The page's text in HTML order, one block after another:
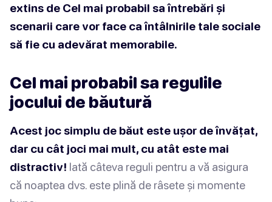
extins de Cel mai probabil sa întrebări și
scenarii care vor face ca întâlnirile tale sociale
să fie cu adevărat memorabile.
Cel mai probabil sa regulile
jocului de băutură
Acest joc simplu de băut este ușor de învățat,
dar cu cât joci mai mult, cu atât este mai
distractiv! Iată câteva reguli pentru a vă asigura
că noaptea dvs. este plină de râsete și momente